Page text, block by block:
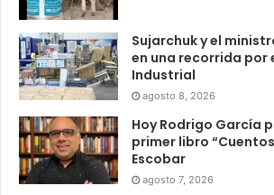
Sujarchuk y el
en una recorrida por
Industrial
agosto 8, 2026
Hoy Rodrigo García
primer libro
Escobar
agosto 7, 2026